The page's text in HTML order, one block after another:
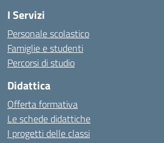
I Servizi
Personale scolastico
Famiglie e studenti
Percorsi di studio
Didattica
Offerta formativa
Le schede didattiche
I progetti delle classi